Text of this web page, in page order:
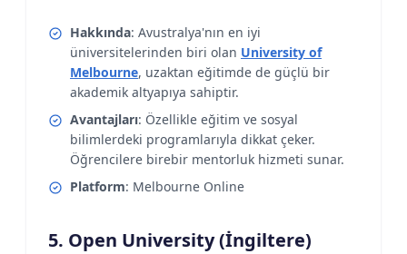
Hakkında: Avustralya'nın en iyi
üniversitelerinden biri olan University of
Melbourne, uzaktan eğitimde de güçlü bir
akademik altyapıya sahiptir.
Avantajları: Özellikle eğitim ve sosyal
bilimlerdeki programlarıyla dikkat çeker.
Öğrencilere birebir mentorluk hizmeti sunar.
Platform: Melbourne Online
5. Open University (İngiltere)